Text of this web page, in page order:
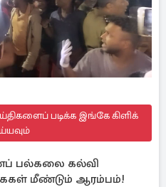
படிக்க இங்கே கிளிக்
பல்கலை கல்வி
மீண்டும் ஆரம்பம்!